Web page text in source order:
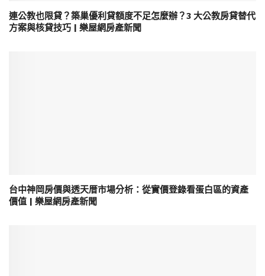
連公教也限貸？築巢優利貸額度不足怎麼辦？3 大公教房貸替代
方案與核貸技巧 | 樂屋網房產新聞
台中神岡房價與透天厝市場分析：從實價登錄看蛋白區的資產
價值 | 樂屋網房產新聞